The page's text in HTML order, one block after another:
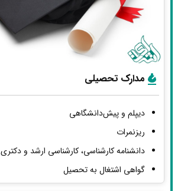
مدارک تحصیلی
دیپلم و پیش‌دانشگاهی
ریزنمرات
دانشنامه کارشناسی، کارشناسی ارشد و دکتری
گواهی اشتغال به تحصیل